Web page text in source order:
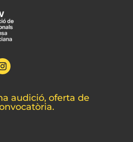
audició, oferta de